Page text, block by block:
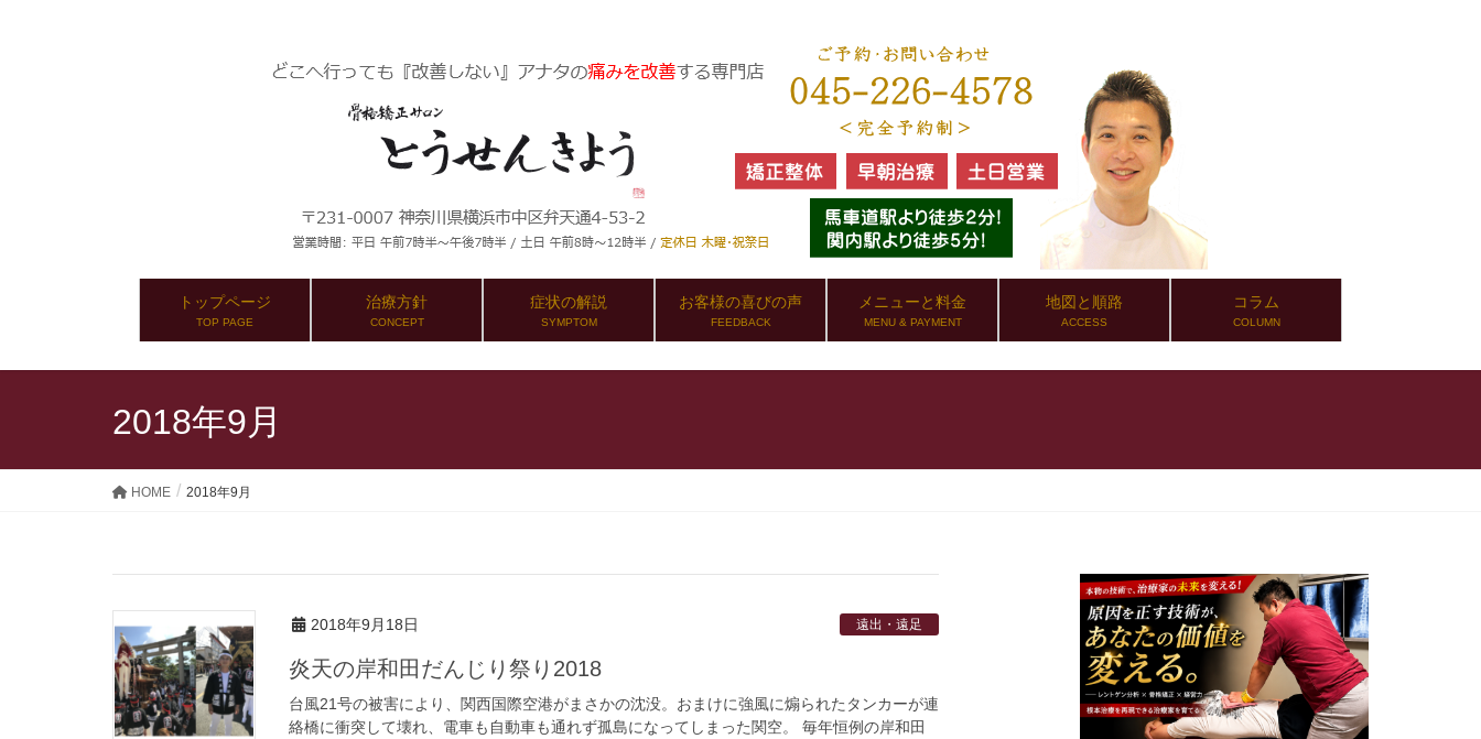
トップページ
TOP PAGE
治療方針
CONCEPT
症状の解説
SYMPTOM
お客様の喜びの声
FEEDBACK
メニューと料金
MENU & PAYMENT
地図と順路
ACCESS
コラム
COLUMN
2018年9月
HOME 2018年9月
2018年9月18日 遠出・遠足
炎天の岸和田だんじり祭り2018
台風21号の被害により、関西国際空港がまさかの沈没。おまけに強風に煽られたタンカーが連
絡橋に衝突して壊れ、電車も自動車も通れず孤島になってしまった関空。 毎年恒例の岸和田